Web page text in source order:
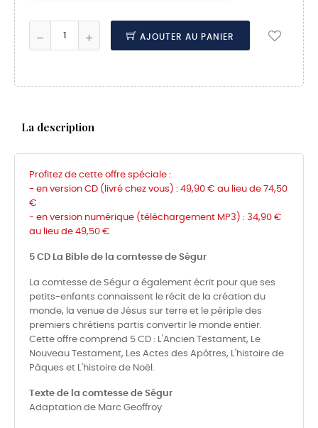
AJOUTER AU PANIER
La description
Profitez de cette offre spéciale :
- en version CD (livré chez vous) : 49,90 € au lieu de 74,50
€
- en version numérique (téléchargement MP3) : 34,90 €
au lieu de 49,50 €
5 CD La Bible de la comtesse de Ségur
La comtesse de Ségur a également écrit pour que ses
petits-enfants connaissent le récit de la création du
monde, la venue de Jésus sur terre et le périple des
premiers chrétiens partis convertir le monde entier.
Cette offre comprend 5 CD : L'Ancien Testament, Le
Nouveau Testament, Les Actes des Apôtres, L'histoire de
Pâques et L'histoire de Noël.
Texte de la comtesse de Ségur
Adaptation de Marc Geoffroy